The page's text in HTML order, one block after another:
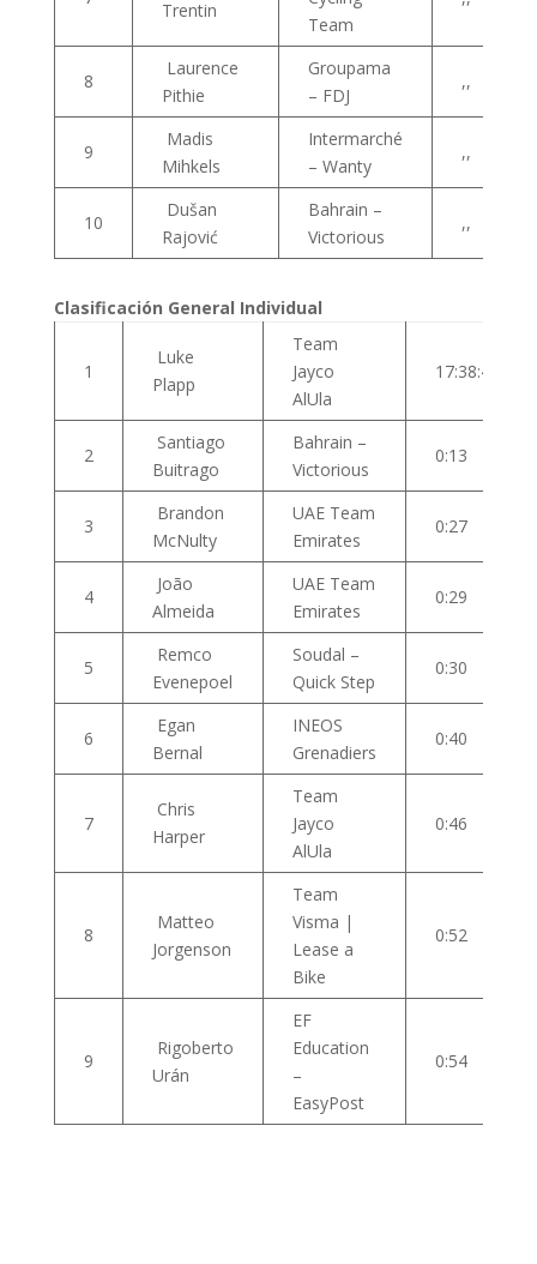
Trentin
Team
8
Laurence
Pithie
Groupama
– FDJ
,,
9
Madis
Mihkels
Intermarché
– Wanty
,,
10
Dušan
Rajović
Bahrain –
Victorious
,,
Clasificación General Individual
1
Luke
Plapp
Team
Jayco
AlUla
17:38:48
2
Santiago
Buitrago
Bahrain –
Victorious
0:13
3
Brandon
McNulty
UAE Team
Emirates
0:27
4
João
Almeida
UAE Team
Emirates
0:29
5
Remco
Evenepoel
Soudal –
Quick Step
0:30
6
Egan
Bernal
INEOS
Grenadiers
0:40
7
Chris
Harper
Team
Jayco
AlUla
0:46
8
Matteo
Jorgenson
Team
Visma |
Lease a
Bike
0:52
9
Rigoberto
Urán
EF
Education
–
EasyPost
0:54